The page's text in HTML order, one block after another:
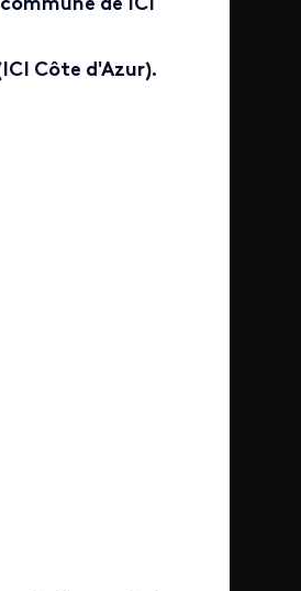
de ICI
Côte d'Azur).